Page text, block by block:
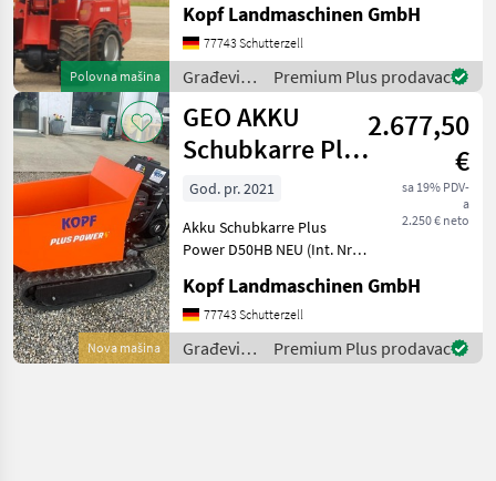
Polovna mašina
Stage V Baujahr 2019 486
Betriebsstunden 3, 10 m
Hubhöhe / Hubmast
Allradantrieb übe
Kopf Landmaschinen GmbH
77743 Schutterzell
Građevinski
strojevi /
Toyo
Premium Plus prodavac
Nova mašina
GEO AKKU
Schubkarre Plus
Power D50HB
NEU
2.677,50
€
sa 19% PDV-
a
2.250 € neto
God. pr. 2021
Akku Schubkarre Plus
Power D50HB NEU (Int. Nr.
Mini Dumper Baujahr 2021
Manufaktur: Plus Power
Modell: D50HB Engine: B+S
Net weight: 255,
Kopf Landmaschinen GmbH
77743 Schutterzell
Građevinski
strojevi /
Premium Plus prodavac